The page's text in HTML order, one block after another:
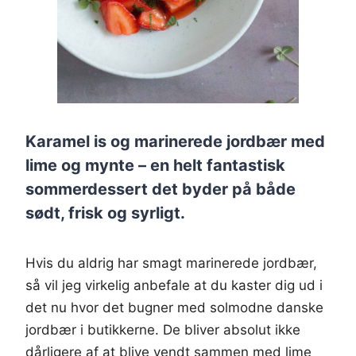
Karamel is og marinerede jordbær med
lime og mynte – en helt fantastisk
sommerdessert det byder på både
sødt, frisk og syrligt.
Hvis du aldrig har smagt marinerede jordbær,
så vil jeg virkelig anbefale at du kaster dig ud i
det nu hvor det bugner med solmodne danske
jordbær i butikkerne. De bliver absolut ikke
dårligere af at blive vendt sammen med lime